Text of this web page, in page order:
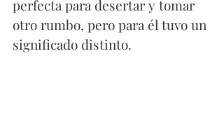
perfecta para desertar y tomar
otro rumbo, pero para él tuvo un
significado distinto.